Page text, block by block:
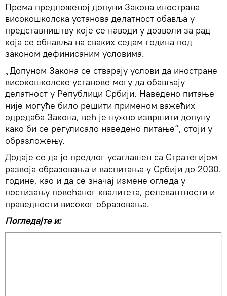
Према предложеној допуни Закона инострана
високошколска установа делатност обавља у
представништву које се наводи у дозволи за рад
која се обнавља на сваких седам година под
законом дефинисаним условима.
„Допуном Закона се стварају услови да иностране
високошколске установе могу да обављају
делатност у Републици Србији. Наведено питање
није могуће било решити применом важећих
одредаба Закона, већ је нужно извршити допуну
како би се регулисало наведено питање“, стоји у
образложењу.
Додаје се да је предлог усаглашен са Стратегијом
развоја образовања и васпитања у Србији до 2030.
године, као и да се значај измене огледа у
постизању повећаног квалитета, релевантности и
праведности високог образовања.
Погледајте и: